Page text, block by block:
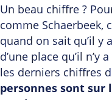
Un beau chiffre ?
comme Schaerbeek,
quand on sait qu’il y
d’une place qu’il n’y
les derniers chiffres
personnes sont sur